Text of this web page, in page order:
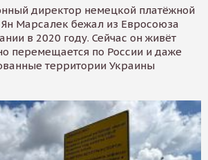
директор немецкой платёжной
Марсалек бежал из Евросоюза
в 2020 году. Сейчас он живёт
перемещается по России и даже
территории Украины